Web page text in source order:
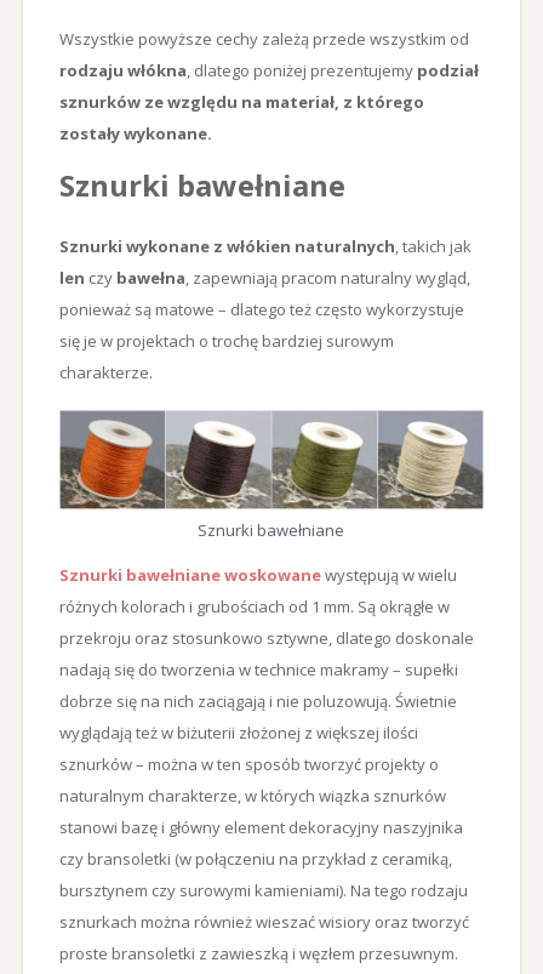
Wszystkie powyższe cechy zależą przede wszystkim od
rodzaju włókna, dlatego poniżej prezentujemy podział
sznurków ze względu na materiał, z którego
zostały wykonane.
Sznurki bawełniane
Sznurki wykonane z włókien naturalnych, takich jak
len czy bawełna, zapewniają pracom naturalny wygląd,
ponieważ są matowe – dlatego też często wykorzystuje
się je w projektach o trochę bardziej surowym
charakterze.
Sznurki bawełniane
Sznurki bawełniane woskowanewystępują w wielu
różnych kolorach i grubościach od 1 mm. Są okrągłe w
przekroju oraz stosunkowo sztywne, dlatego doskonale
nadają się do tworzenia w technice makramy – supełki
dobrze się na nich zaciągają i nie poluzowują. Świetnie
wyglądają też w biżuterii złożonej z większej ilości
sznurków – można w ten sposób tworzyć projekty o
naturalnym charakterze, w których wiązka sznurków
stanowi bazę i główny element dekoracyjny naszyjnika
czy bransoletki (w połączeniu na przykład z ceramiką,
bursztynem czy surowymi kamieniami). Na tego rodzaju
sznurkach można również wieszać wisiory oraz tworzyć
proste bransoletki z zawieszką i węzłem przesuwnym.